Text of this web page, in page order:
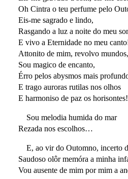
Oh Cintra o teu perfume pelo
Eis-me sagrado e lindo,
Rasgando a luz a noite do meu
E vivo a Eternidade no meu
Attonito de mim, revolvo mundos,
Sou magico de encanto,
Érro pelos abysmos mais
E trago auroras rutilas nos olhos
E harmoniso de paz os horisontes!
Sou melodia humida do mar
Rezada nos escolhos…
E, ao vir do Outomno, incerto
Saudoso olôr memóra a minha
Vou ausente de mim por mim a